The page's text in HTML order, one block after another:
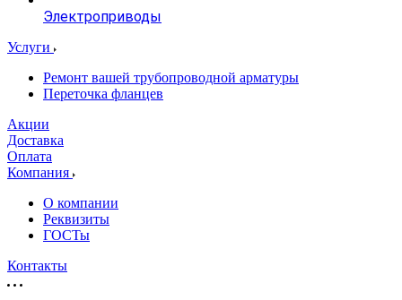
Электроприводы
Услуги
Ремонт вашей трубопроводной арматуры
Переточка фланцев
Акции
Доставка
Оплата
Компания
О компании
Реквизиты
ГОСТы
Контакты